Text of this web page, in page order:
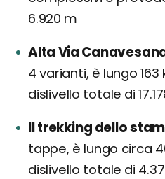
6.920 m
Alta Via
4 varianti, è lungo
dislivello totale di
Il trekking dello
tappe, è lungo circa
dislivello totale di